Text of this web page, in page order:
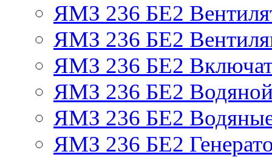
ЯМЗ 236 БЕ2
ЯМЗ 236 БЕ2
ЯМЗ 236 БЕ2
ЯМЗ 236 БЕ2 Водяной
ЯМЗ 236 БЕ2
ЯМЗ 236 БЕ2